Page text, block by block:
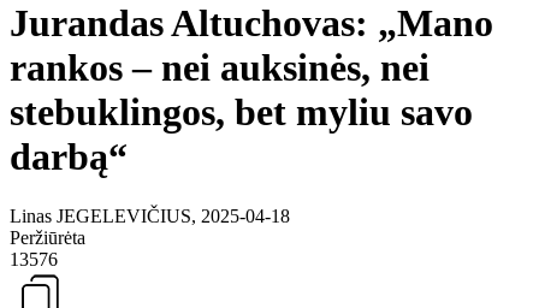
Jurandas Altuchovas: „Mano
rankos – nei auksinės, nei
stebuklingos, bet myliu savo
darbą“
Linas JEGELEVIČIUS, 2025-04-18
Peržiūrėta
13576